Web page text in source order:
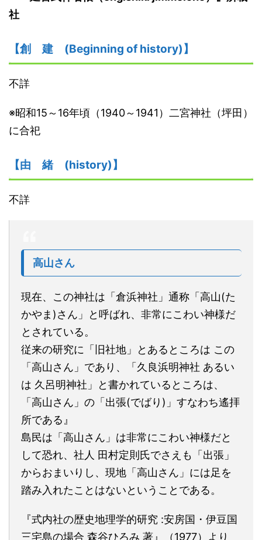
社
【創 建 (Beginning of history)】
不詳
※昭和15～16年頃（1940～1941）二宮神社（坪田）
に合祀
【由 緒 (history)】
不詳
高山さん
現在、この神社は「倉浜神社」通称「高山(た
かやま)さん」と呼ばれ、非常にこわい神様だ
とされている。
従来の研究に「旧社地」とあるところは この
「高山さん」であり、「久良浜明神社 あるい
は 久呂明神社」と書かれているところは、
「高山さん」の「出張(でばり)」すなわち遙拝
所である』
島民は「高山さん」は非常にこわい神様だと
して恐れ、社人 田村定則氏でさえも「出張」
からおまいりし、現地「高山さん」には足を
踏み入れたことはないということである。
『式内社の歴史地理学的研究 :安房国・伊豆国
三宅島の場合 森谷ひろみ 著』（1977）より